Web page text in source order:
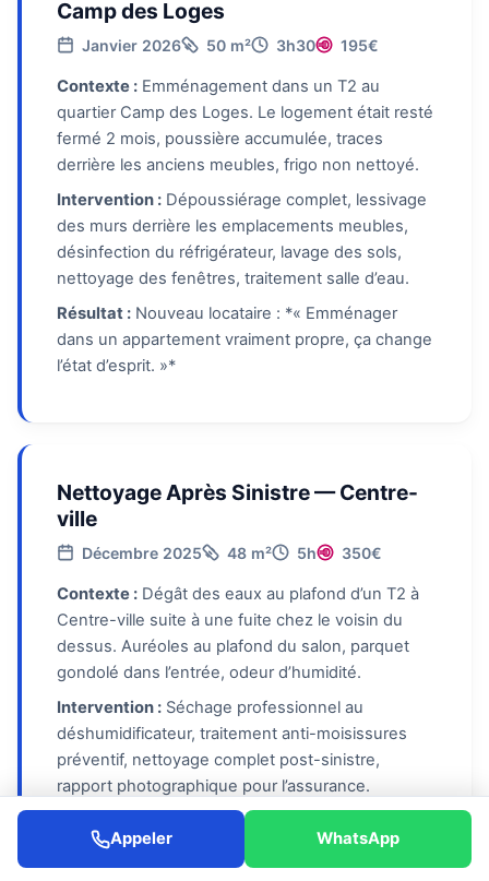
Camp des Loges
Janvier 2026 50 m² 3h30 195€
Contexte : Emménagement dans un T2 au
quartier Camp des Loges. Le logement était resté
fermé 2 mois, poussière accumulée, traces
derrière les anciens meubles, frigo non nettoyé.
Intervention : Dépoussiérage complet, lessivage
des murs derrière les emplacements meubles,
désinfection du réfrigérateur, lavage des sols,
nettoyage des fenêtres, traitement salle d’eau.
Résultat : Nouveau locataire : *« Emménager
dans un appartement vraiment propre, ça change
l’état d’esprit. »*
Nettoyage Après Sinistre — Centre-
ville
Décembre 2025 48 m² 5h 350€
Contexte : Dégât des eaux au plafond d’un T2 à
Centre-ville suite à une fuite chez le voisin du
dessus. Auréoles au plafond du salon, parquet
gondolé dans l’entrée, odeur d’humidité.
Intervention : Séchage professionnel au
déshumidificateur, traitement anti-moisissures
préventif, nettoyage complet post-sinistre,
rapport photographique pour l’assurance.
Locataire : *« L’assurance a validé votre
rapport sans discussion. Le déshumidificateur a
sauvé le parquet. »*
Appeler WhatsApp